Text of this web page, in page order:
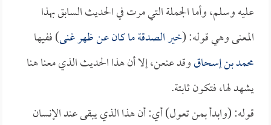
عليه وسلم، وأما الجملة التي مرت في الحديث السابق بهذا
المعنى وهي قوله: (خير الصدقة ما كان عن ظهر غنى) ففيها
محمد بن إسحاقوقد عنعن، إلا أن هذا الحديث الذي معنا هنا
يشهد لها، فتكون ثابتة.
قوله: (وابدأ بمن تعول) أي: أن هذا الذي يبقى عند الإنسان